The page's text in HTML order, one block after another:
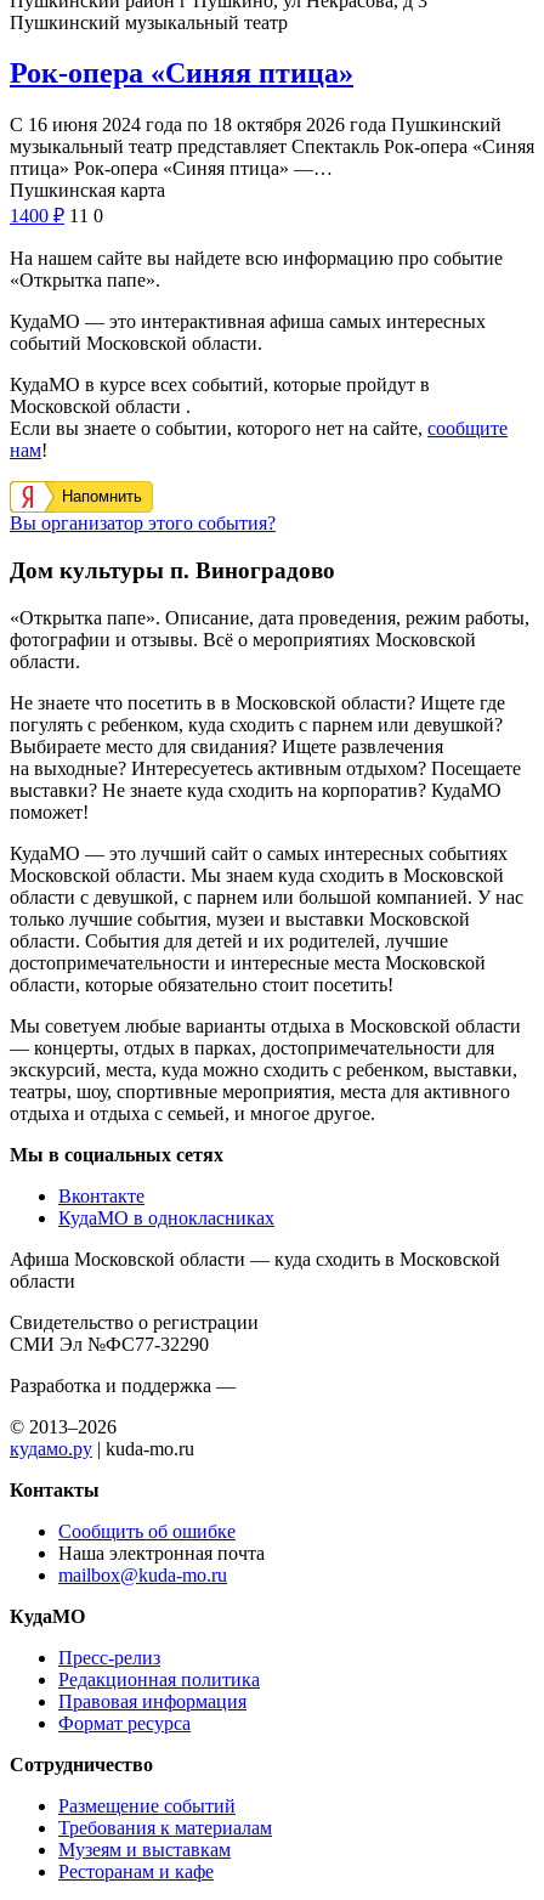
Пушкинский музыкальный театр
Рок-опера «Синяя птица»
С 16 июня 2024 года по 18 октября 2026 года Пушкинский
музыкальный театр представляет Спектакль Рок-опера «Синяя
птица» Рок-опера «Синяя птица» —…
Пушкинская карта
1400 ₽ 11 0
На нашем сайте вы найдете всю информацию про событие
«Открытка папе».
КудаМО — это интерактивная афиша самых интересных
событий Московской области.
КудаМО в курсе всех событий, которые пройдут в
Московской области .
Если вы знаете о событии, которого нет на сайте, сообщите
нам!
Напомнить
Вы организатор этого события?
Дом культуры п. Виноградово
«Открытка папе». Описание, дата проведения, режим работы,
фотографии и отзывы. Всё о мероприятиях Московской
области.
Не знаете что посетить в в Московской области? Ищете где
погулять с ребенком, куда сходить с парнем или девушкой?
Выбираете место для свидания? Ищете развлечения
на выходные? Интересуетесь активным отдыхом? Посещаете
выставки? Не знаете куда сходить на корпоратив? КудаМО
поможет!
КудаМО — это лучший сайт о самых интересных событиях
Московской области. Мы знаем куда сходить в Московской
области с девушкой, с парнем или большой компанией. У нас
только лучшие события, музеи и выставки Московской
области. События для детей и их родителей, лучшие
достопримечательности и интересные места Московской
области, которые обязательно стоит посетить!
Мы советуем любые варианты отдыха в Московской области
— концерты, отдых в парках, достопримечательности для
экскурсий, места, куда можно сходить с ребенком, выставки,
театры, шоу, спортивные мероприятия, места для активного
отдыха и отдыха с семьей, и многое другое.
Мы в социальных сетях
Вконтакте
КудаМО в однокласниках
Афиша Московской области — куда сходить в Московской
области
Свидетельство о регистрации
СМИ Эл №ФС77-32290
Разработка и поддержка —
© 2013–2026
кудамо.ру | kuda-mo.ru
Контакты
Сообщить об ошибке
Наша электронная почта
mailbox@kuda-mo.ru
КудаМО
Пресс-релиз
Редакционная политика
Правовая информация
Формат ресурса
Сотрудничество
Размещение событий
Требования к материалам
Музеям и выставкам
Ресторанам и кафе